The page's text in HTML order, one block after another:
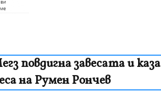
повдигна завесата и каза
на Румен Рончев